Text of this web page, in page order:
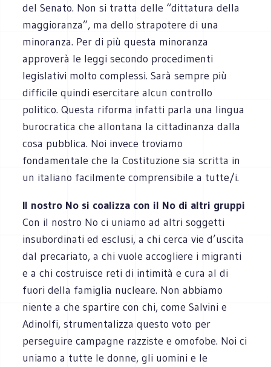
del Senato. Non si tratta delle “dittatura della
maggioranza”, ma dello strapotere di una
minoranza. Per di più questa minoranza
approverà le leggi secondo procedimenti
legislativi molto complessi. Sarà sempre più
difficile quindi esercitare alcun controllo
politico. Questa riforma infatti parla una lingua
burocratica che allontana la cittadinanza dalla
cosa pubblica. Noi invece troviamo
fondamentale che la Costituzione sia scritta in
un italiano facilmente comprensibile a tutte/i.
Il nostro No si coalizza con il No di altri gruppi
Con il nostro No ci uniamo ad altri soggetti
insubordinati ed esclusi, a chi cerca vie d’uscita
dal precariato, a chi vuole accogliere i migranti
e a chi costruisce reti di intimità e cura al di
fuori della famiglia nucleare. Non abbiamo
niente a che spartire con chi, come Salvini e
Adinolfi, strumentalizza questo voto per
perseguire campagne razziste e omofobe. Noi ci
uniamo a tutte le donne, gli uomini e le